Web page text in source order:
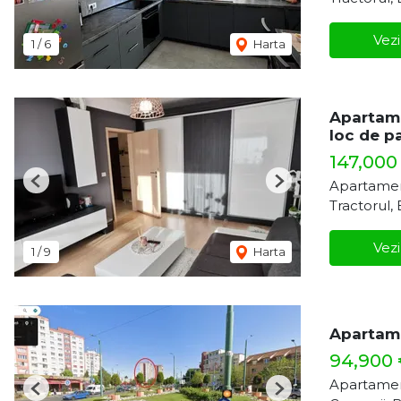
1 /6 Harta
1 /9 Harta
Previous Next
loc de
Tractorul,
Previous Next